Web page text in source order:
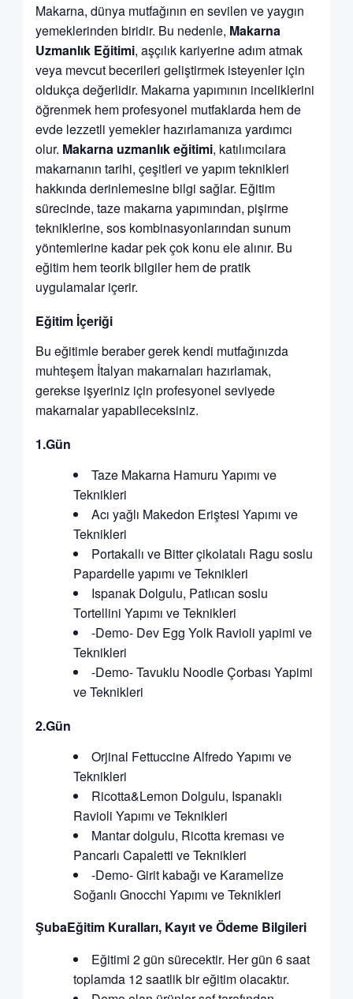
Makarna, dünya mutfağının en sevilen ve yaygın
yemeklerinden biridir. Bu nedenle, Makarna
Uzmanlık Eğitimi, aşçılık kariyerine adım atmak
veya mevcut becerileri geliştirmek isteyenler için
oldukça değerlidir. Makarna yapımının inceliklerini
öğrenmek hem profesyonel mutfaklarda hem de
evde lezzetli yemekler hazırlamanıza yardımcı
olur. Makarna uzmanlık eğitimi, katılımcılara
makarnanın tarihi, çeşitleri ve yapım teknikleri
hakkında derinlemesine bilgi sağlar. Eğitim
sürecinde, taze makarna yapımından, pişirme
tekniklerine, sos kombinasyonlarından sunum
yöntemlerine kadar pek çok konu ele alınır. Bu
eğitim hem teorik bilgiler hem de pratik
uygulamalar içerir.
Eğitim İçeriği
Bu eğitimle beraber gerek kendi mutfağınızda
muhteşem İtalyan makarnaları hazırlamak,
gerekse işyeriniz için profesyonel seviyede
makarnalar yapabileceksiniz.
1.Gün
Taze Makarna Hamuru Yapımı ve
Teknikleri
Acı yağlı Makedon Eriştesi Yapımı ve
Teknikleri
Portakallı ve Bitter çikolatalı Ragu soslu
Papardelle yapımı ve Teknikleri
Ispanak Dolgulu, Patlıcan soslu
Tortellini Yapımı ve Teknikleri
-Demo- Dev Egg Yolk Ravioli yapimi ve
Teknikleri
-Demo- Tavuklu Noodle Çorbası Yapimi
ve Teknikleri
2.Gün
Orjinal Fettuccine Alfredo Yapımı ve
Teknikleri
Ricotta&Lemon Dolgulu, Ispanaklı
Ravioli Yapımı ve Teknikleri
Mantar dolgulu, Ricotta kreması ve
Pancarlı Capaletti ve Teknikleri
-Demo- Girit kabağı ve Karamelize
Soğanlı Gnocchi Yapımı ve Teknikleri
ŞubaEğitim Kuralları, Kayıt ve Ödeme Bilgileri
Eğitimi 2 gün sürecektir. Her gün 6 saat
toplamda 12 saatlik bir eğitim olacaktır.